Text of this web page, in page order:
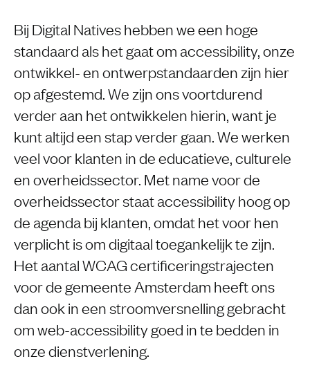
Bij Digital Natives hebben we een hoge
standaard als het gaat om accessibility, onze
ontwikkel- en ontwerpstandaarden zijn hier
op afgestemd. We zijn ons voortdurend
verder aan het ontwikkelen hierin, want je
kunt altijd een stap verder gaan. We werken
veel voor klanten in de educatieve, culturele
en overheidssector. Met name voor de
overheidssector staat accessibility hoog op
de agenda bij klanten, omdat het voor hen
verplicht is om digitaal toegankelijk te zijn.
Het aantal WCAG certificeringstrajecten
voor de gemeente Amsterdam heeft ons
dan ook in een stroomversnelling gebracht
om web-accessibility goed in te bedden in
onze dienstverlening.